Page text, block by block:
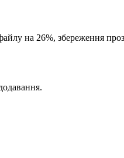
на 26%, збереження